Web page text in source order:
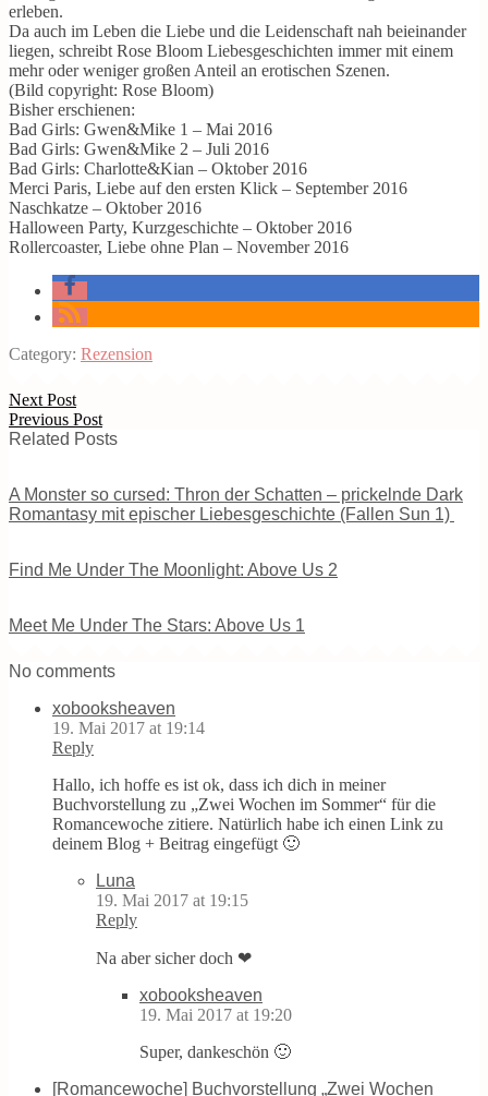
erleben.
Da auch im Leben die Liebe und die Leidenschaft nah beieinander
liegen, schreibt Rose Bloom Liebesgeschichten immer mit einem
mehr oder weniger großen Anteil an erotischen Szenen.
(Bild copyright: Rose Bloom)
Bisher erschienen:
Bad Girls: Gwen&Mike 1 – Mai 2016
Bad Girls: Gwen&Mike 2 – Juli 2016
Bad Girls: Charlotte&Kian – Oktober 2016
Merci Paris, Liebe auf den ersten Klick – September 2016
Naschkatze – Oktober 2016
Halloween Party, Kurzgeschichte – Oktober 2016
Rollercoaster, Liebe ohne Plan – November 2016
Category: Rezension
Next Post
Previous Post
Related Posts
A Monster so cursed: Thron der Schatten – prickelnde Dark
Romantasy mit epischer Liebesgeschichte (Fallen Sun 1)
Find Me Under The Moonlight: Above Us 2
Meet Me Under The Stars: Above Us 1
No comments
xobooksheaven
19. Mai 2017 at 19:14
Reply
Hallo, ich hoffe es ist ok, dass ich dich in meiner
Buchvorstellung zu „Zwei Wochen im Sommer“ für die
Romancewoche zitiere. Natürlich habe ich einen Link zu
deinem Blog + Beitrag eingefügt 🙂
Luna
19. Mai 2017 at 19:15
Reply
Na aber sicher doch ❤
xobooksheaven
19. Mai 2017 at 19:20
Super, dankeschön 🙂
[Romancewoche] Buchvorstellung „Zwei Wochen